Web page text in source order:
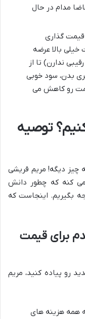
مدام در حال
گذاری
بالا عرضه
ندارن) تا از
بدن، سود خوبی
رو کاهش می
توصیه
چیز دیگه! مریم قریشی
کنه که چطور دانش
بگیریم. اینجاست که
برای قیمت
رو پیاده کنید، مریم
همه هزینه های